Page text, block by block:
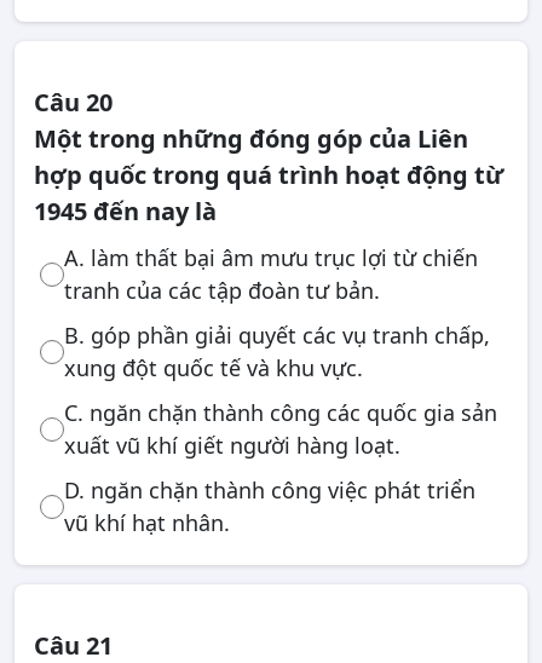
Câu 20
Một trong những đóng góp của Liên
hợp quốc trong quá trình hoạt động từ
1945 đến nay là
A. làm thất bại âm mưu trục lợi từ chiến
tranh của các tập đoàn tư bản.
B. góp phần giải quyết các vụ tranh chấp,
xung đột quốc tế và khu vực.
C. ngăn chặn thành công các quốc gia sản
xuất vũ khí giết người hàng loạt.
D. ngăn chặn thành công việc phát triển
vũ khí hạt nhân.
Câu 21